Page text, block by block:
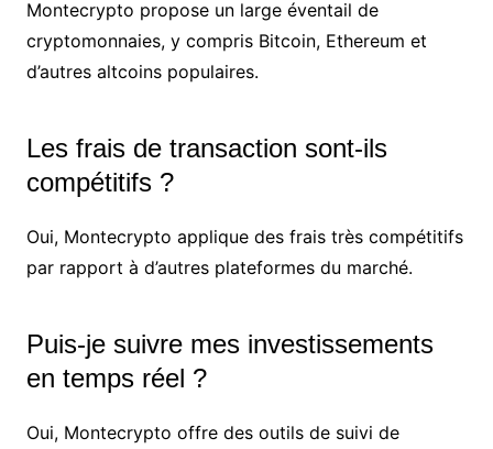
Montecrypto propose un large éventail de
cryptomonnaies, y compris Bitcoin, Ethereum et
d’autres altcoins populaires.
Les frais de transaction sont-ils
compétitifs ?
Oui, Montecrypto applique des frais très compétitifs
par rapport à d’autres plateformes du marché.
Puis-je suivre mes investissements
en temps réel ?
Oui, Montecrypto offre des outils de suivi de